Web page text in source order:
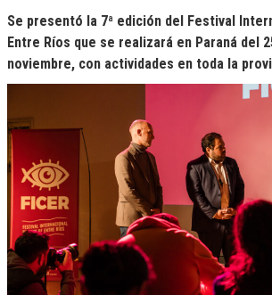
Se presentó la 7ª edición del Festival
Entre Ríos que se realizará en Paraná del
noviembre, con actividades en toda la